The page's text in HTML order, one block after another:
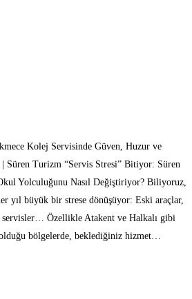
Kolej Servisinde Güven, Huzur ve
Süren Turizm “Servis Stresi” Bitiyor: Süren
Yolculuğunu Nasıl Değiştiriyor? Biliyoruz,
yıl büyük bir strese dönüşüyor: Eski araçlar,
Özellikle Atakent ve Halkalı gibi
bölgelerde, beklediğiniz hizmet…